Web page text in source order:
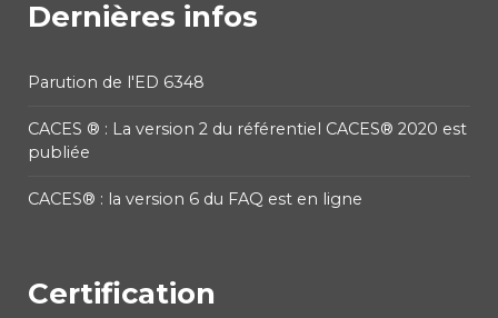
Dernières infos
Parution de l'ED 6348
CACES ® : La version 2 du référentiel CACES® 2020 est
publiée
CACES® : la version 6 du FAQ est en ligne
Certification